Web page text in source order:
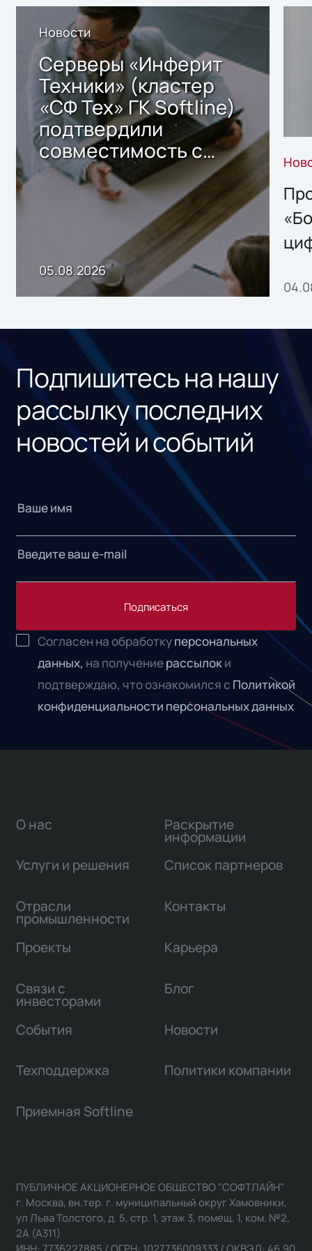
Новости
Серверы «Инферит
Техники» (кластер
«СФ Тех» ГК Softline)
подтвердили
совместимость с
решением Sharx
Storage 2.x для
хранения данных
05.08.2026
Подпишитесь на нашу
рассылку последних
новостей и событий
Подписаться
Согласен на обработкуперсональных
данных, на получениерассылоки
подтверждаю, что ознакомился с Политикой
конфиденциальности персональных данных
О нас
Услуги и решения
Отрасли
промышленности
Проекты
Связи с
инвесторами
Раскрытие
информации
Список партнеров
Контакты
Карьера
Блог
События Новости
Техподдержка Политики компании
Приемная Softline
ПУБЛИЧНОЕ АКЦИОНЕРНОЕ ОБЩЕСТВО "СОФТЛАЙН"
г. Москва, вн.тер. г. муниципальный округ Хамовники,
ул Льва Толстого, д. 5, стр. 1, этаж 3, помещ. 1, ком. №2,
2А (А311)
ИНН: 7736227885 / ОГРН: 1027736009333 / ОКВЭД: 46.90